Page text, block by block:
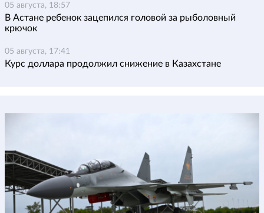
05 августа, 18:57
В Астане ребенок зацепился головой за рыболовный
крючок
05 августа, 17:41
Курс доллара продолжил снижение в Казахстане